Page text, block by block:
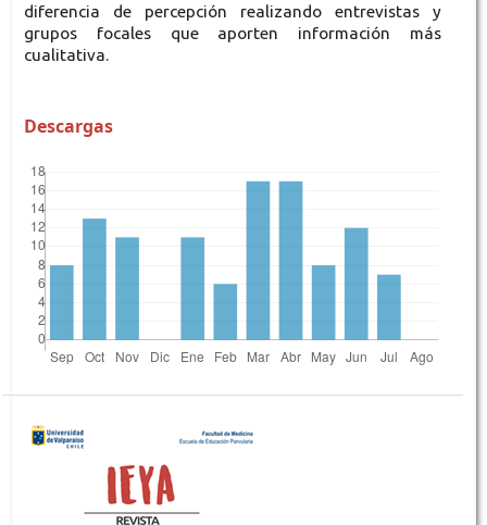
diferencia de percepción realizando entrevistas y
grupos focales que aporten información más
cualitativa.
Descargas